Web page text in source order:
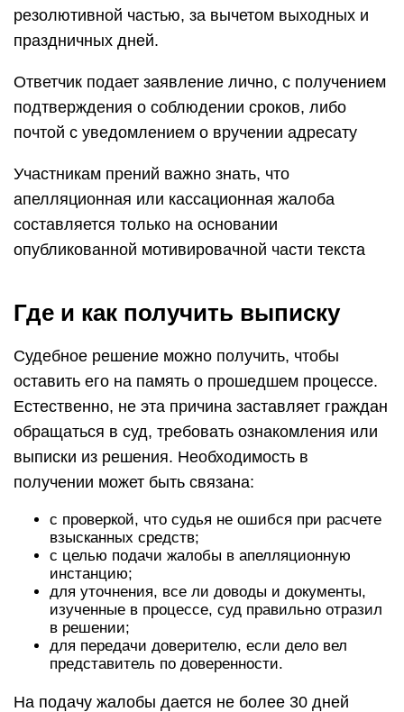
резолютивной частью, за вычетом выходных и
праздничных дней.
Ответчик подает заявление лично, с получением
подтверждения о соблюдении сроков, либо
почтой с уведомлением о вручении адресату
Участникам прений важно знать, что
апелляционная или кассационная жалоба
составляется только на основании
опубликованной мотивировачной части текста
Где и как получить выписку
Судебное решение можно получить, чтобы
оставить его на память о прошедшем процессе.
Естественно, не эта причина заставляет граждан
обращаться в суд, требовать ознакомления или
выписки из решения. Необходимость в
получении может быть связана:
с проверкой, что судья не ошибся при расчете
взысканных средств;
с целью подачи жалобы в апелляционную
инстанцию;
для уточнения, все ли доводы и документы,
изученные в процессе, суд правильно отразил
в решении;
для передачи доверителю, если дело вел
представитель по доверенности.
На подачу жалобы дается не более 30 дней